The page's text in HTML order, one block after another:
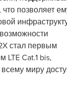
позволяет
стал первым
Cat.1 bis,
миру